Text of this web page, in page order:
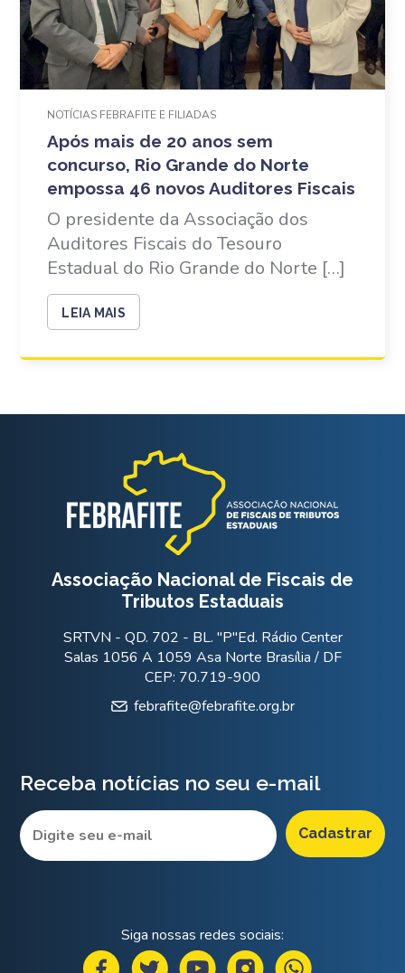
NOTÍCIAS FEBRAFITE E FILIADAS
Após mais de 20 anos sem
concurso, Rio Grande do Norte
empossa 46 novos Auditores Fiscais
O presidente da Associação dos
Auditores Fiscais do Tesouro
Estadual do Rio Grande do Norte […]
LEIA MAIS
Associação Nacional de Fiscais de
Tributos Estaduais
SRTVN - QD. 702 - BL. "P"Ed. Rádio Center
Salas 1056 A 1059 Asa Norte Brasília / DF
CEP: 70.719-900
febrafite@febrafite.org.br
Receba notícias no seu e-mail
Siga nossas redes sociais: